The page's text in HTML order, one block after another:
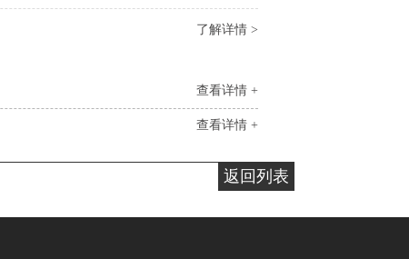
了解详情 >
查看详情 +
查看详情 +
返回列表